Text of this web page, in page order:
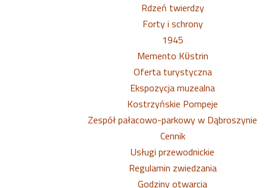
Rdzeń twierdzy
Forty i schrony
1945
Memento Kϋstrin
Oferta turystyczna
Ekspozycja muzealna
Kostrzyńskie Pompeje
Zespół pałacowo-parkowy w Dąbroszynie
Cennik
Usługi przewodnickie
Regulamin zwiedzania
Godziny otwarcia